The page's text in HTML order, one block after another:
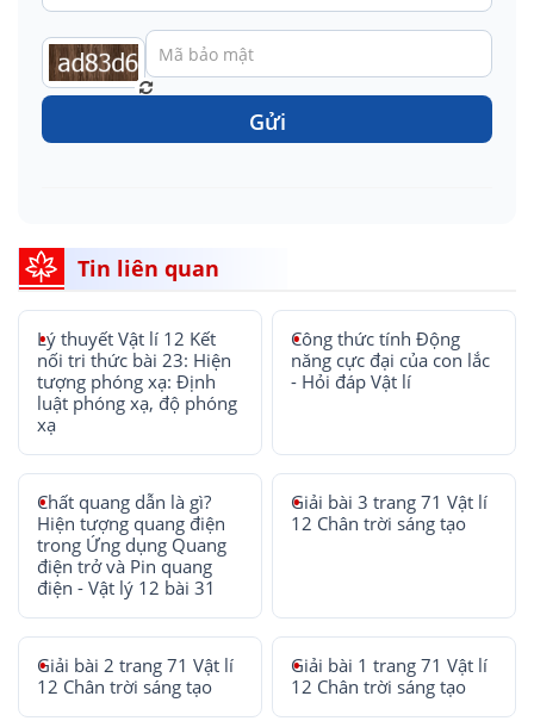
Gửi
Tin liên quan
Lý thuyết Vật lí 12 Kết
nối tri thức bài 23: Hiện
tượng phóng xạ: Định
luật phóng xạ, độ phóng
xạ
Công thức tính Động
năng cực đại của con lắc
- Hỏi đáp Vật lí
Chất quang dẫn là gì?
Hiện tượng quang điện
trong Ứng dụng Quang
điện trở và Pin quang
điện - Vật lý 12 bài 31
Giải bài 3 trang 71 Vật lí
12 Chân trời sáng tạo
Giải bài 2 trang 71 Vật lí
12 Chân trời sáng tạo
Giải bài 1 trang 71 Vật lí
12 Chân trời sáng tạo